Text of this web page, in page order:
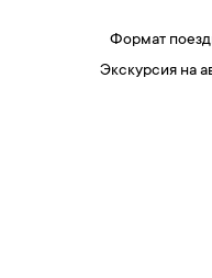
Формат
Экскурсия на